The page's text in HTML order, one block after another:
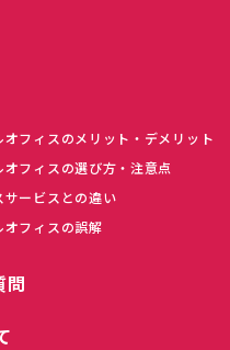
オフィスのメリット・デメリット
オフィスの選び方・注意点
サービスとの違い
オフィスの誤解
問